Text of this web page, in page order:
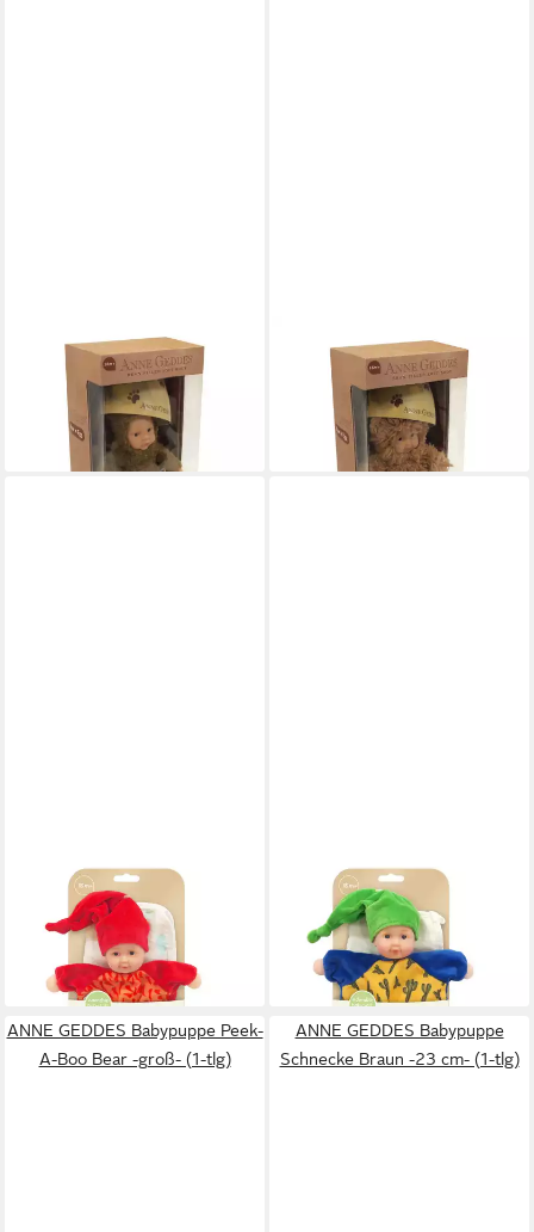
ANNE GEDDES
Babypuppe Bär im Ei,
schokobraun -23cm- (1-tlg)
44,90 €
lieferbar - in 4-5 Werktagen bei dir
ANNE GEDDES
Babypuppe Bär im Ei, karamell
-23cm- (1-tlg)
44,90 €
lieferbar - in 4-5 Werktagen bei dir
ANNE GEDDES
Babypuppe Chilli mit Lätzchen
-23cm- (1-tlg)
lieferbar - in 4-5 Werktagen bei dir
ANNE GEDDES
Babypuppe Cactus mit
Lätzchen -23cm- (1-tlg)
34,90 €
lieferbar - in 4-5 Werktagen bei dir
ANNE GEDDES Babypuppe Peek-
A-Boo Bear -groß- (1-tlg)
ANNE GEDDES Babypuppe
Schnecke Braun -23 cm- (1-tlg)